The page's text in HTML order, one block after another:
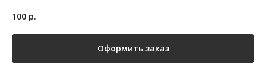
100 р.
Оформить заказ